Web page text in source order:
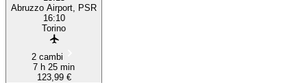
Abruzzo Airport, PSR
16:10
Torino
2 cambi
7 h 25 min
123,99 €